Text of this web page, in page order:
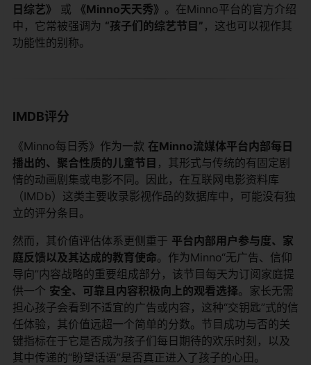
日综艺》
​ 或 《Minno天天秀》 。在Minno平台的官方介绍
中，它常被强调为 “孩子们的综艺节目” ，这也可以视作其
功能性的别称。
IMDB评分
《Minno每日秀》作为一款 在Minno流媒体平台内部每日
播出的、聚合性质的儿童节目 ，其形式与传统的有固定剧
情的动画剧集或电影不同。因此，在互联网电影资料库
（IMDb）这类主要收录影视作品的数据库中，可能没有独
立的评分条目。
然而，其价值评估体系更侧重于 平台内部用户参与度、家
庭反馈以及其达成的教育使命。作为Minno“无广告、信仰
导向”内容战略的重要组成部分，该节目每天为订阅家庭提
供一个 安全、可靠且内容积极向上的观看选择。家长无需
担心孩子会看到不适宜的广告或内容，这种“交钥匙”式的信
任体验，其价值远超一个简单的分数。节目成功与否的关
键指标在于它是否成为孩子们每日期待的欢乐时刻，以及
其中传递的“盼望话语”是否真正进入了孩子的心田。